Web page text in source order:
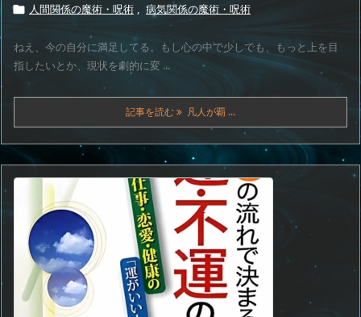
 人間関係の魔術・呪術 , 病気関係の魔術・呪術
ねえ、今の自分に満足してる。もし心の中で少しでも、もっと上を目
指したいとか、現状を劇的に変 ...
記事を読む 凡人が覇 ...